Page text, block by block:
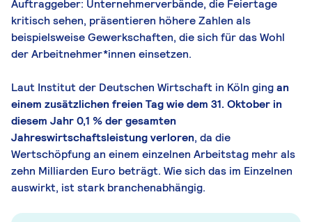
Auftraggeber: Unternehmerverbände, die Feiertage
kritisch sehen, präsentieren höhere Zahlen als
beispielsweise Gewerkschaften, die sich für das Wohl
der Arbeitnehmer*innen einsetzen.
Laut Institut der Deutschen Wirtschaft in Köln gingan
einem zusätzlichen freien Tag wie dem 31. Oktober in
diesem Jahr 0,1 % der gesamten
Jahreswirtschaftsleistung verloren, da die
Wertschöpfung an einem einzelnen Arbeitstag mehr als
zehn Milliarden Euro beträgt. Wie sich das im Einzelnen
auswirkt, ist stark branchenabhängig.